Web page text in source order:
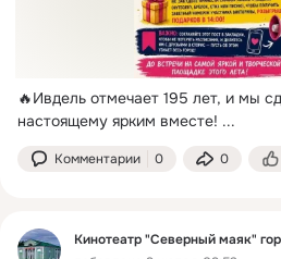
🔥Ивдель отмечает 195 лет, и мы
настоящему ярким вместе! ...
Комментарии 0 0
Кинотеатр "Северный маяк"